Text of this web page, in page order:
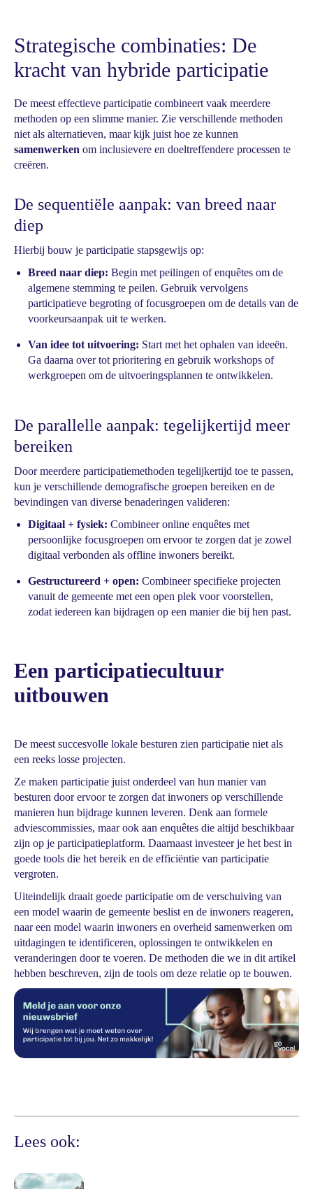
Strategische combinaties: De
kracht van hybride participatie
De meest effectieve participatie combineert vaak meerdere
methoden op een slimme manier. Zie verschillende methoden
niet als alternatieven, maar kijk juist hoe ze kunnen
samenwerken om inclusievere en doeltreffendere processen te
creëren.
De sequentiële aanpak: van breed naar
diep
Hierbij bouw je participatie stapsgewijs op:
Breed naar diep: Begin met peilingen of enquêtes om de
algemene stemming te peilen. Gebruik vervolgens
participatieve begroting of focusgroepen om de details van de
voorkeursaanpak uit te werken.
Van idee tot uitvoering: Start met het ophalen van ideeën.
Ga daarna over tot prioritering en gebruik workshops of
werkgroepen om de uitvoeringsplannen te ontwikkelen.
De parallelle aanpak: tegelijkertijd meer
bereiken
Door meerdere participatiemethoden tegelijkertijd toe te passen,
kun je verschillende demografische groepen bereiken en de
bevindingen van diverse benaderingen valideren:
Digitaal + fysiek: Combineer online enquêtes met
persoonlijke focusgroepen om ervoor te zorgen dat je zowel
digitaal verbonden als offline inwoners bereikt.
Gestructureerd + open: Combineer specifieke projecten
vanuit de gemeente met een open plek voor voorstellen,
zodat iedereen kan bijdragen op een manier die bij hen past.
Een participatiecultuur
uitbouwen
De meest succesvolle lokale besturen zien participatie niet als
een reeks losse projecten.
Ze maken participatie juist onderdeel van hun manier van
besturen door ervoor te zorgen dat inwoners op verschillende
manieren hun bijdrage kunnen leveren. Denk aan formele
adviescommissies, maar ook aan enquêtes die altijd beschikbaar
zijn op je participatieplatform. Daarnaast investeer je het best in
goede tools die het bereik en de efficiëntie van participatie
vergroten.
Uiteindelijk draait goede participatie om de verschuiving van
een model waarin de gemeente beslist en de inwoners reageren,
naar een model waarin inwoners en overheid samenwerken om
uitdagingen te identificeren, oplossingen te ontwikkelen en
veranderingen door te voeren. De methoden die we in dit artikel
hebben beschreven, zijn de tools om deze relatie op te bouwen.
Lees ook: